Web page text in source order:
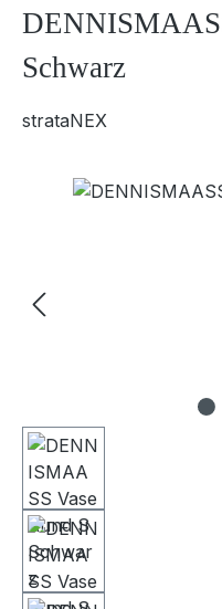
Schwarz
strataNEX
Bildergalerie